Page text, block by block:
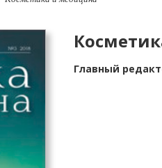
Главный